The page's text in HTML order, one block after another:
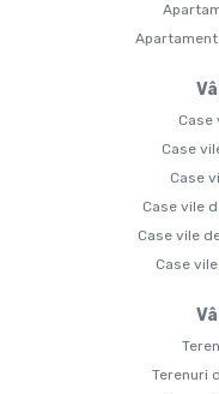
Case
Case
Case
Case vile
Case vile
Case
Terenuri